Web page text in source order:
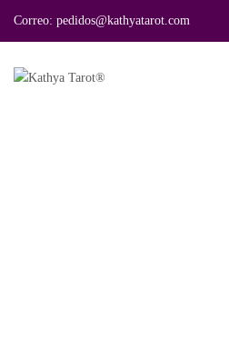
Correo: pedidos@kathyatarot.com